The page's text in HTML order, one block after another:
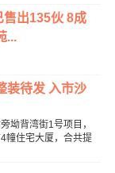
售出135伙 8成
...
装待发 入市沙
坳背湾街1号项目，
幢住宅大厦，合共提